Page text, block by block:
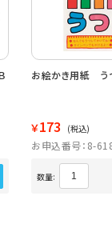
お絵かき用紙 う
￥173 (税込)
お申込番号：8-
数量: